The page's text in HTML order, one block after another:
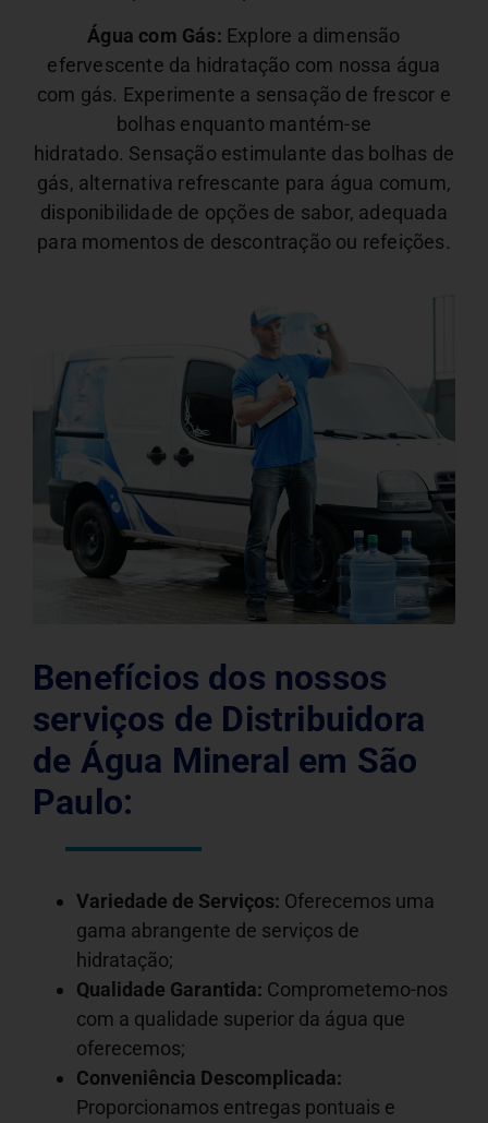
Água com Gás: Explore a dimensão
efervescente da hidratação com nossa água
com gás. Experimente a sensação de frescor e
bolhas enquanto mantém-se
hidratado. Sensação estimulante das bolhas de
gás, alternativa refrescante para água comum,
disponibilidade de opções de sabor, adequada
para momentos de descontração ou refeições.
Benefícios dos nossos
serviços de Distribuidora
de Água Mineral em São
Paulo:
Variedade de Serviços: Oferecemos uma
gama abrangente de serviços de
hidratação;
Qualidade Garantida: Comprometemo-nos
com a qualidade superior da água que
oferecemos;
Conveniência Descomplicada:
Proporcionamos entregas pontuais e